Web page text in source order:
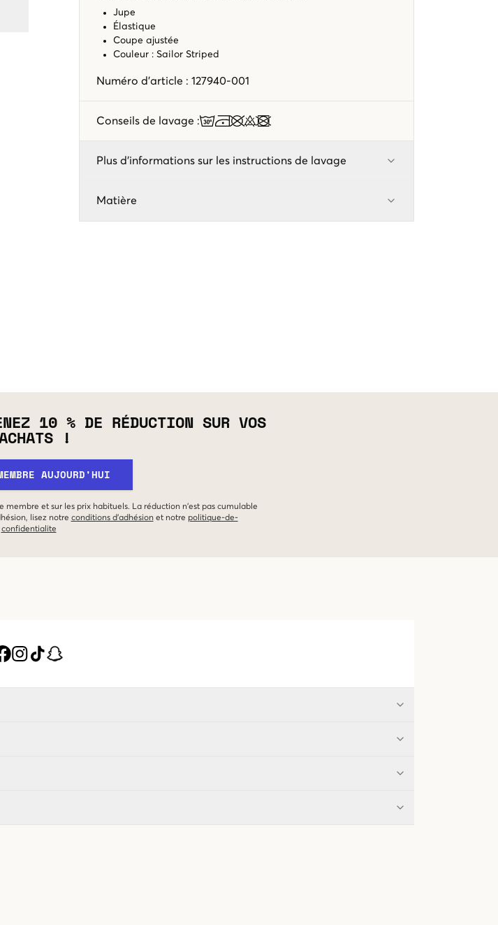
Jupe
Élastique
Coupe ajustée
Couleur : Sailor Striped
Numéro d'article : 127940-001
Conseils de lavage :
Plus d'informations sur les instructions de lavage
Matière
10 % DE RÉDUCTION SUR VOS
!
AUJOURD'HUI
et sur les prix habituels. La réduction n'est pas cumulable
lisez notre conditions d'adhésion et notre politique-de-
confidentialite